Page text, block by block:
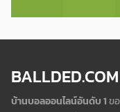
BALLDED.COM
บ้านบอลออนไลน์อันดับ 1ข